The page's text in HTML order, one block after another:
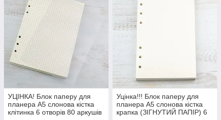
УЦІНКА! Блок паперу для
планера А5 слонова кістка
клітинка 6 отворів 80 аркушів
Уцінка!!! Блок паперу для
планера А5 слонова кістка
крапка (ЗІГНУТИЙ ПАПІР) 6